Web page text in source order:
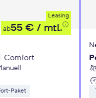
Leasing
ab55 € / mtl.
Comfort
Paket